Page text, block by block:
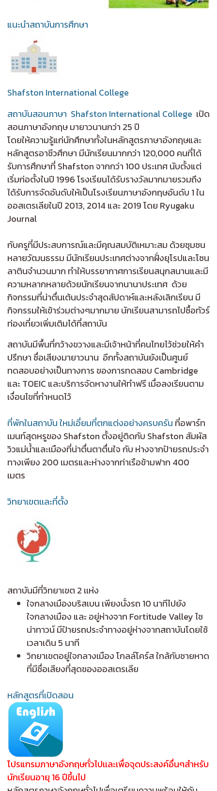
แนะนำสถาบันการศึกษา
Shafston International College
สถาบันสอนภาษา Shafston International College เปิด
สอนภาษาอังกฤษ มายาวนานกว่า 25 ปี
โดยให้ความรู้แก่นักศึกษาทั้งในหลักสูตรภาษาอังกฤษและ
หลักสูตรอาชีวศึกษา มีนักเรียนมากกว่า 120,000 คนที่ได้
รับการศึกษาที่ Shafston จากกว่า 100 ประเทศ นับตั้งแต่
เริ่มก่อตั้งในปี 1996 โรงเรียนได้รับรางวัลมากมายรวมถึง
ได้รับการจัดอันดับให้เป็นโรงเรียนภาษาอังกฤษอันดับ 1 ใน
ออสเตรเลียในปี 2013, 2014 และ 2019 โดย Ryugaku
Journal
กับครูที่มีประสบการณ์และมีคุณสมบัติเหมาะสม ด้วยชุมชน
หลายวัฒนธรรม มีนักเรียนประเทศต่างจากฝั่งยุโรปและโซน
ลาตินจำนวนมาก ทำให้บรรยากาศการเรียนสนุกสนานและมี
ความหลากหลายด้วยนักเรียนจากนานาประเทศ ด้วย
กิจกรรมที่น่าตื่นเต้นประจำสุดสัปดาห์และหลังเลิกเรียน มี
กิจกรรมให้เข้าร่วมต่างๆมากมาย นักเรียนสามารถไปซื้อทัวร์
ท่องเที่ยวเพิ่มเติมได้ที่สถาบัน
สถาบันมีพื้นที่กว้างขวางและมีเจ้าหน้าที่คนไทยไว้ช่วยให้คำ
ปรึกษา ชื่อเสียงมายาวนาน อีกทั้งสถาบันยังเป็นศูนย์
ทดสอบอย่างเป็นทางการ ของการทดสอบ Cambridge
และ TOEIC และบริการจัดหางานให้ทำฟรี เมื่อลงเรียนตาม
เงื่อนไขที่กำหนดไว้
ที่พักในสถาบัน ใหม่เอี่ยมที่ตกแต่งอย่างครบครัน ที่อพาร์ท
เมนท์สุดหรูของ Shafston ตั้งอยู่ติดกับ Shafston สัมผัส
วิวแม่น้ำและเมืองที่น่าตื่นตาตื่นใจ กับ ห่างจากป้ายรถประจำ
ทางเพียง 200 เมตรและห่างจากท่าเรือข้ามฟาก 400
เมตร
วิทยาเขตเเละที่ตั้ง
สถาบันมีที่วิทยาเขต 2 เเห่ง
ใจกลางเมืองบริสเบน เพียงนั่งรถ 10 นาทีไปยัง
ใจกลางเมือง และ อยู่ห่างจาก Fortitude Valley ไช
น่าทาวน์ มีป้ายรถประจำทางอยู่ห่างจากสถาบันโดยใช้
เวลาเดิน 5 นาที
วิทยาเขตอยู่ใจกลางเมือง โกลล์โคร์ส ใกล้กับชายหาด
ที่มีชื่อเสียงที่สุดของออสเตรเลีย
หลักสูตรที่เปิดสอน
โปรแกรมภาษาอังกฤษทั่วไปเเละเพื่อจุดประสงค์อื่นๆสำหรับ
นักเรียนอายุ 16 ปีขึ้นไป